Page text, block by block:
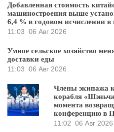
Добавленная стоимость
машиностроения выше
6,4 % в годовом исчислении в
11:03 06 Авг 2026
Умное сельское хозяйство
доставки еды
11:03 06 Авг 2026
Члены экипажа
корабля
момента
конференцию в
11:02 06 Авг 2026